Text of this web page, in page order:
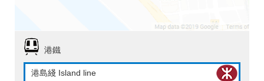
港鐵
港島綫 Island line